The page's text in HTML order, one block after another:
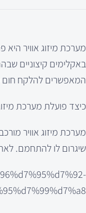
מערכת מיזוג אוויר
באקלימים קיצוניים
המאפשרים להלקח חום
כיצד פועלת מערכת
מערכת מיזוג אוויר
שיגרום לו להתחמם.